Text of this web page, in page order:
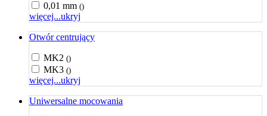
0,01 mm ()
więcej...ukryj
Otwór centrujący
MK2 ()
MK3 ()
więcej...ukryj
Uniwersalne mocowania